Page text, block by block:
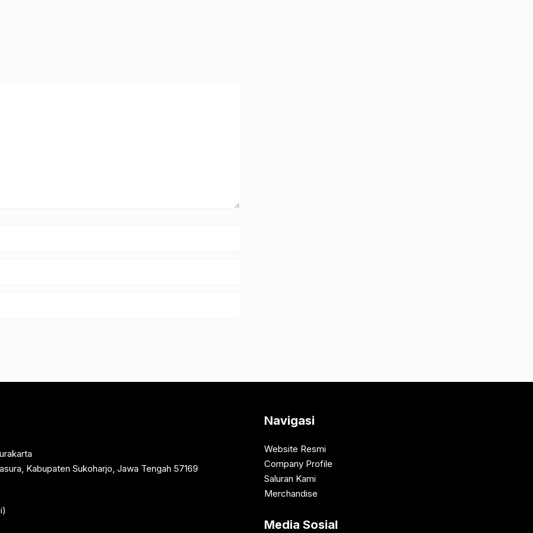
Kabupaten Sukoharjo, Jawa Tengah 57169
Navigasi
Website Resmi
Company Profile
Saluran Kami
Merchandise
Media Sosial